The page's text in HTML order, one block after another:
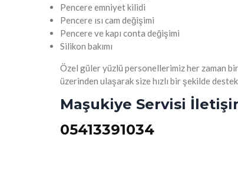
Pencere emniyet kilidi
Pencere ısı cam değişimi
Pencere ve kapı conta değişimi
Silikon bakımı
Özel güler yüzlü personellerimiz her zaman
üzerinden ulaşarak size hızlı bir şekilde
Maşukiye Servisi
05413391034